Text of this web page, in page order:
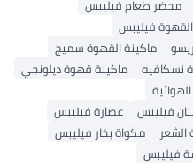
محضر طعام فيليبس
فيليبس
ماكينة القهوة سميج
نسكافيه
ماكينة قهوة ديلونجي
فيليبس
عصارة فيليبس
الشعر
مكواة بخار فيليبس
فيليبس